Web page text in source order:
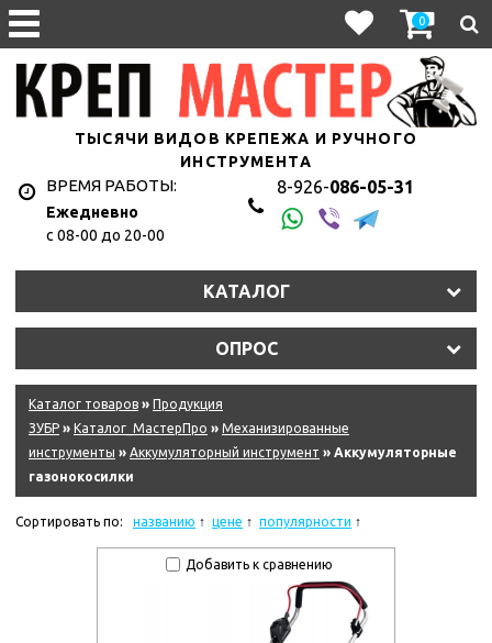
0
ТЫСЯЧИ ВИДОВ КРЕПЕЖА И РУЧНОГО
ИНСТРУМЕНТА
ВРЕМЯ РАБОТЫ:
Ежедневно
с 08-00 до 20-00
8-926-086-05-31
КАТАЛОГ
ОПРОС
Каталог товаров » Продукция
ЗУБР » Каталог_МастерПро » Механизированные
инструменты » Аккумуляторный инструмент » Аккумуляторные
газонокосилки
Сортировать по: названию цене популярности
Добавить к сравнению